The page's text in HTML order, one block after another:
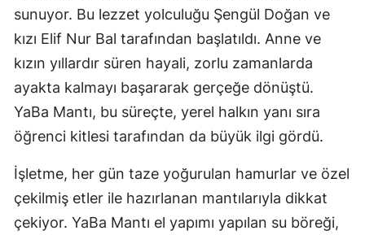
Mersin
İstanbul
Kars
Kastamonu
Kayseri
sunuyor. Bu lezzet yolculuğu Şengül Doğan ve
kızı Elif Nur Bal tarafından başlatıldı. Anne ve
kızın yıllardır süren hayali, zorlu zamanlarda
ayakta kalmayı başararak gerçeğe dönüştü.
YaBa Mantı, bu süreçte, yerel halkın yanı sıra
öğrenci kitlesi tarafından da büyük ilgi gördü.
İşletme, her gün taze yoğurulan hamurlar ve özel
çekilmiş etler ile hazırlanan mantılarıyla dikkat
çekiyor. YaBa Mantı el yapımı yapılan su böreği,